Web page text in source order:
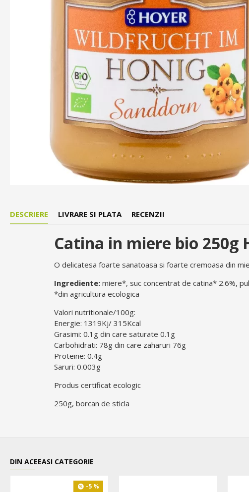
DESCRIERE LIVRARE SI PLATA RECENZII
Catina in miere bio 250g
O delicatesa foarte sanatoasa si foarte cremoasa din
Ingrediente:miere*, suc concentrat de catina* 2.6%,
*din agricultura ecologica
Valori nutritionale/100g:
Energie: 1319Kj/ 315Kcal
Grasimi: 0.1g din care saturate 0.1g
Carbohidrati: 78g din care zaharuri 76g
Proteine: 0.4g
Saruri: 0.003g
Produs certificat ecologic
250g, borcan de sticla
DIN ACEEASI CATEGORIE
-5 %